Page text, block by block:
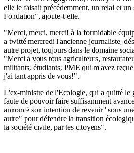
elle le faisait précédemment, un relai et un
Fondation", ajoute-t-elle.
"Merci, merci, merci! à la formidable
a twitté mercredi l'ancienne journaliste,
autre projet, toujours dans le domaine
"Merci à vous tous agriculteurs,
militants, étudiants, PME qui m'avez
j'ai tant appris de vous!".
L'ex-ministre de l'Ecologie, qui a quitté le
faute de pouvoir faire suffisamment
annoncé son intention de revenir "sous
autre" pour défendre la transition
la société civile, par les citoyens".